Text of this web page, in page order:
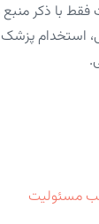
فقط با ذکر
استخدام پزشک
مسئولیت